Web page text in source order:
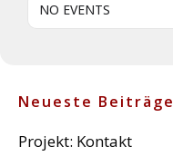
NO EVENTS
Neueste Beiträge
Projekt: Kontakt